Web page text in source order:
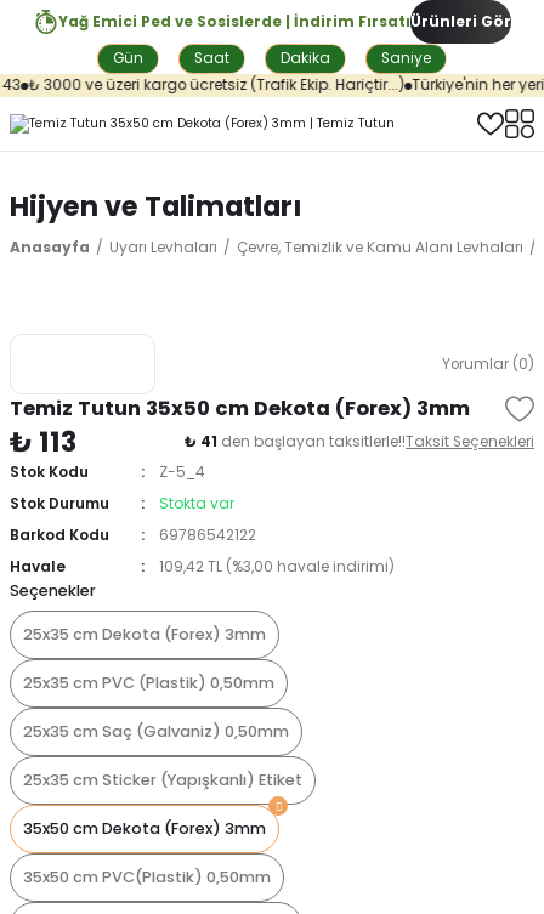
Yağ Emici Ped ve Sosislerde | İndirim Fırsatı
Gün
Saat Dakika Saniye
Ürünleri Gör
₺ 3000 ve üzeri kargo ücretsiz (Trafik Ekip. Hariçtir...) Türkiye'nin her
Hijyen ve Talimatları
Anasayfa Uyarı Levhaları Çevre, Temizlik ve Kamu Alanı Levhaları
Yorumlar (0)
Temiz Tutun 35x50 cm Dekota (Forex) 3mm
₺ 113 ₺ 41 den başlayan taksitlerle!!Taksit Seçenekleri
Stok Kodu
Z-5_4
Stok Durumu
Stokta var
Barkod Kodu
69786542122
Havale
109,42 TL (%3,00 havale indirimi)
Seçenekler
25x35 cm Dekota (Forex) 3mm
25x35 cm PVC (Plastik) 0,50mm
25x35 cm Saç (Galvaniz) 0,50mm
25x35 cm Sticker (Yapışkanlı) Etiket
35x50 cm Dekota (Forex) 3mm
35x50 cm PVC(Plastik) 0,50mm